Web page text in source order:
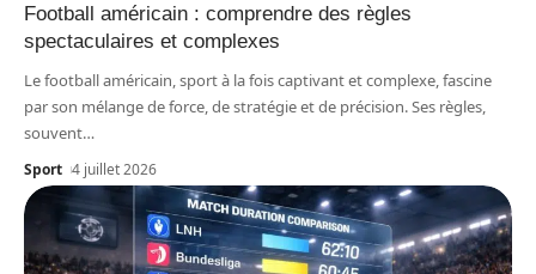
Football américain : comprendre des règles
spectaculaires et complexes
Le football américain, sport à la fois captivant et complexe, fascine
par son mélange de force, de stratégie et de précision. Ses règles,
souvent…
Sport 4 juillet 2026